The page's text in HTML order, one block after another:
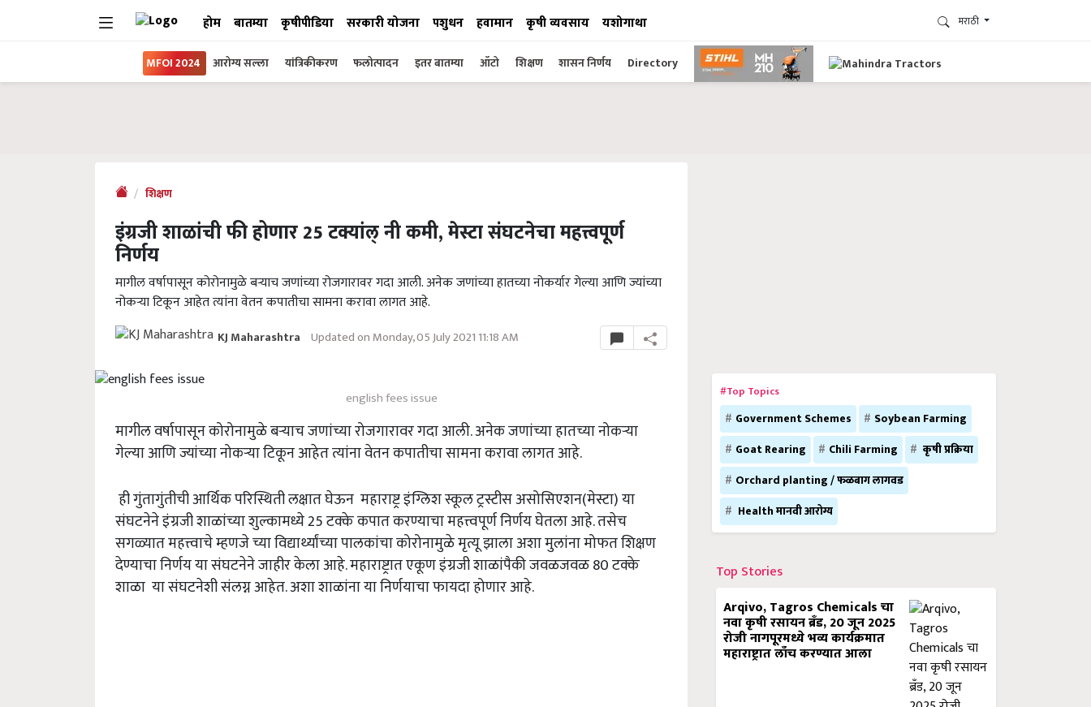
होम बातम्या कृषीपीडिया सरकारी योजना पशुधन हवामान कृषी व्यवसाय यशोगाथा मराठी
MFOI 2024 आरोग्य सल्ला यांत्रिकीकरण फलोत्पादन इतर बातम्या ऑटो शिक्षण शासन निर्णय Directory
शिक्षण
इंग्रजी शाळांची फी होणार 25 टक्यांल् नी कमी, मेस्टा संघटनेचा महत्त्वपूर्ण
निर्णय
मागील वर्षापासून कोरोनामुळे बऱ्याच जणांच्या रोजगारावर गदा आली. अनेक जणांच्या हातच्या नोकर्यार गेल्या आणि ज्यांच्या
नोकऱ्या टिकून आहेत त्यांना वेतन कपातीचा सामना करावा लागत आहे.
KJ Maharashtra Updated on Monday, 05 July 2021 11:18 AM
english fees issue
मागील वर्षापासून कोरोनामुळे बऱ्याच जणांच्या रोजगारावर गदा आली. अनेक जणांच्या हातच्या नोकर्‍या
गेल्या आणि ज्यांच्या नोकऱ्या टिकून आहेत त्यांना वेतन कपातीचा सामना करावा लागत आहे.
ही गुंतागुंतीची आर्थिक परिस्थिती लक्षात घेऊन महाराष्ट्र इंग्लिश स्कूल ट्रस्टीस असोसिएशन(मेस्टा) या
संघटनेने इंग्रजी शाळांच्या शुल्कामध्ये 25 टक्के कपात करण्याचा महत्त्वपूर्ण निर्णय घेतला आहे. तसेच
सगळ्यात महत्त्वाचे म्हणजे च्या विद्यार्थ्यांच्या पालकांचा कोरोनामुळे मृत्यू झाला अशा मुलांना मोफत शिक्षण
देण्याचा निर्णय या संघटनेने जाहीर केला आहे. महाराष्ट्रात एकूण इंग्रजी शाळांपैकी जवळजवळ 80 टक्के
शाळा या संघटनेशी संलग्न आहेत. अशा शाळांना या निर्णयाचा फायदा होणार आहे.
#Top Topics
Government Schemes
Soybean Farming
Goat Rearing
Chili Farming
कृषी प्रक्रिया
Orchard planting / फळबाग लागवड
Health मानवी आरोग्य
Top Stories
Arqivo, Tagros Chemicals चा
नवा कृषी रसायन ब्रँड, 20 जून 2025
रोजी नागपूरमध्ये भव्य कार्यक्रमात
महाराष्ट्रात लाँच करण्यात आला